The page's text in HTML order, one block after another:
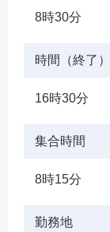
8時30分
時間（終了）
16時30分
集合時間
8時15分
勤務地